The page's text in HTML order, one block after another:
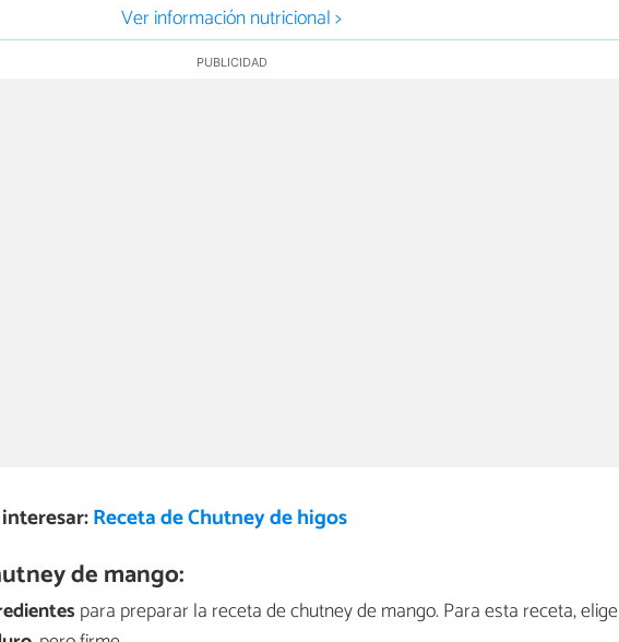
Ver información nutricional >
Receta de Chutney de higos
de mango:
para preparar la receta de chutney de mango. Para esta receta, elige